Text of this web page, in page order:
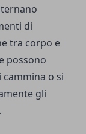
di
tra corpo e
possono
o si
gli